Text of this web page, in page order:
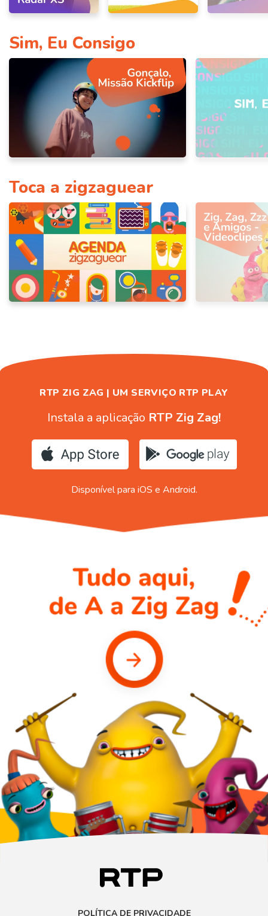
Sim, Eu Consigo
Toca a zigzaguear
RTP ZIG ZAG | UM SERVIÇO RTP PLAY
Instala a aplicação RTP Zig Zag!
Disponível para iOS e Android.
POLÍTICA DE PRIVACIDADE